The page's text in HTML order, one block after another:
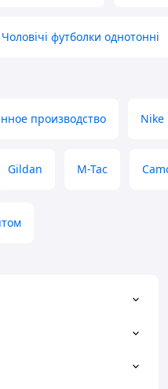
Чоловічі футболки однотонні
производство Nike
Gildan M-Tac